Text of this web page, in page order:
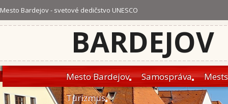
Mesto Bardejov - svetové dedičstvo UNESCO
BARDEJOV
Mesto Bardejov Samospráva
Turizmus